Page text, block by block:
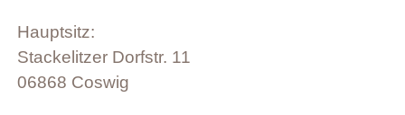
Drucksachen
Webdesign
Hauptsitz:
Stackelitzer Dorfstr. 11
06868 Coswig